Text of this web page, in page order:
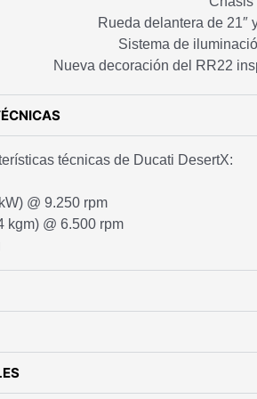
Rueda delantera de 21″
Sistema de
Nueva decoración del RR22
técnicas de Ducati DesertX:
@ 9.250 rpm
kgm) @ 6.500 rpm